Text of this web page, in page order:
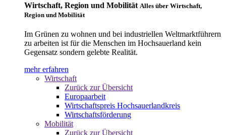
Wirtschaft, Region und Mobilität Alles über Wirtschaft,
Region und Mobilität
Im Grünen zu wohnen und bei industriellen Weltmarktführern
zu arbeiten ist für die Menschen im Hochsauerland kein
Gegensatz sondern gelebte Realität.
mehr erfahren
Wirtschaft
Zurück zur Übersicht
Europaarbeit
Wirtschaftspreis Hochsauerlandkreis
Wirtschaftsförderung
Mobilität
Zurück zur Übersicht